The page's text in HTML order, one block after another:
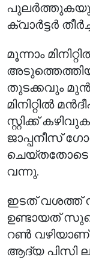
ക്വാർട്ടർ
മൂന്നാം
തുടക്കവും
മിനിറ്റിൽ
സ്റ്റിക്ക്
ജാപ്പനീസ്
ചെയ്തതോടെ
വന്നു.
ഇടത് വശത്ത്
ഉണ്ടായത്
റൺ
ആദ്യ പിസി